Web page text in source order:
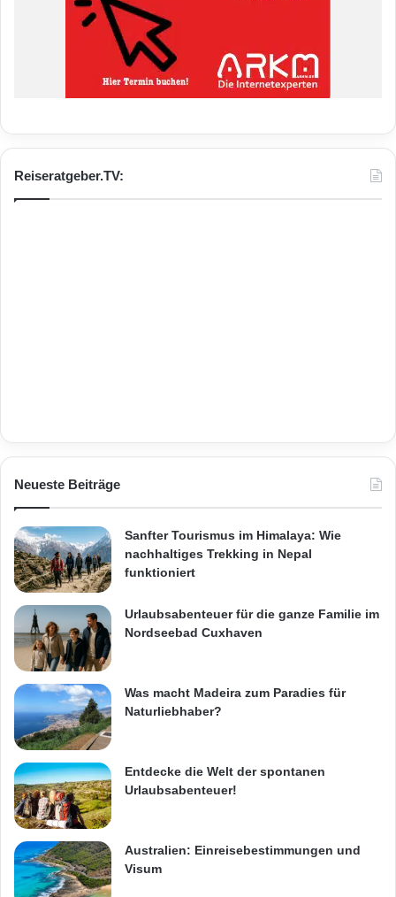
Reiseratgeber.TV:
Neueste Beiträge
Sanfter Tourismus im Himalaya: Wie
nachhaltiges Trekking in Nepal
funktioniert
Urlaubsabenteuer für die ganze Familie im
Nordseebad Cuxhaven
Was macht Madeira zum Paradies für
Naturliebhaber?
Entdecke die Welt der spontanen
Urlaubsabenteuer!
Australien: Einreisebestimmungen und
Visum